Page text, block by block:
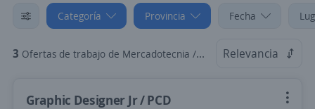
Categoría Provincia Fecha
3 Ofertas de trabajo de Mercadotecnia / Publicidad / Comunicación en La Libertad, Santa Elena Relevancia
Graphic Designer Jr / PCD